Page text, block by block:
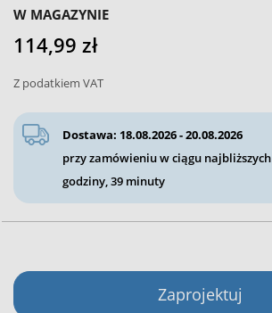
W MAGAZYNIE
114,99 zł
Z podatkiem VAT
Dostawa: 18.08.2026 - 20.08.2026
przy zamówieniu w ciągu najbliższych
godziny, 39 minuty
Zaprojektuj
of
images
gallery